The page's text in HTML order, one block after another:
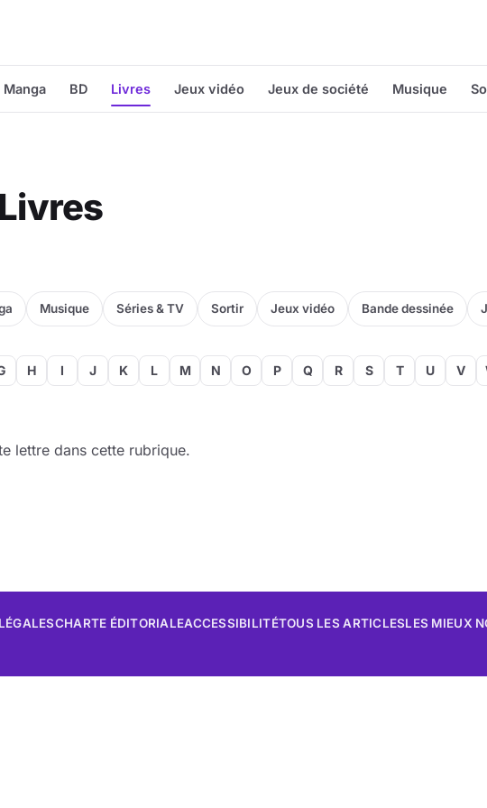
Manga BD Livres Jeux vidéo Jeux de société Musique
Musique Séries & TV Sortir Jeux vidéo Bande dessinée
H I J K L M N O P Q R S T U V
lettre dans cette rubrique.
CHARTE ÉDITORIALEACCESSIBILITÉTOUS LES ARTICLESLES MIEUX